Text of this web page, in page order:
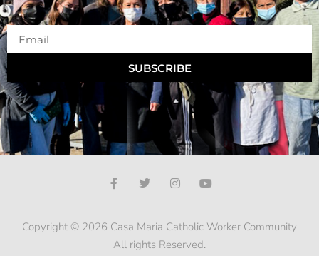
SUBSCRIBE
Copyright © 2026 Casa Maria Catholic Worker Community
All rights Reserved.